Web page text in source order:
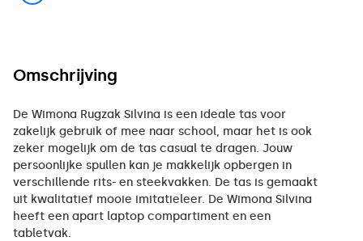
Omschrijving
De Wimona Rugzak Silvina is een ideale tas voor
zakelijk gebruik of mee naar school, maar het is ook
zeker mogelijk om de tas casual te dragen. Jouw
persoonlijke spullen kan je makkelijk opbergen in
verschillende rits- en steekvakken. De tas is gemaakt
uit kwalitatief mooie imitatieleer. De Wimona Silvina
heeft een apart laptop compartiment en een
tabletvak.